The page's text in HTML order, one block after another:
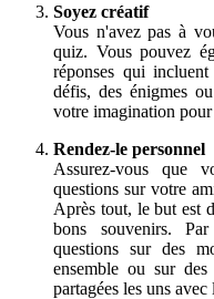
Soyez créatif
Vous n'avez pas à
quiz. Vous pouvez
réponses qui
défis, des énigmes
votre imagination
Rendez-le personnel
Assurez-vous que
questions sur votre
Après tout, le but est
bons souvenirs.
questions sur des
ensemble ou sur
partagées les uns avec